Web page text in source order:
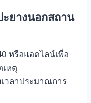
ยางนอกสถาน
หรือแอดไลน์เพื่อ
เหตุ
วลาประมาณการ